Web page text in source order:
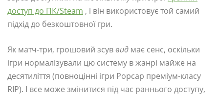
доступ до ПК/Steam , і він використовує той самий
підхід до безкоштовної гри.
Як матч-три, грошовий зсуввид має сенс, оскільки
ігри нормалізували цю систему в жанрі майже на
десятиліття (повноцінні ігри Popcap преміум-класу
RIP). І все може змінитися під час раннього доступу,